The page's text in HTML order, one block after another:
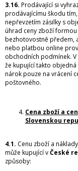
3.16. Prodávající si
prodávajícímu škodu
nepřevzetím zásilky s
úhrad ceny zboží
bezhotovostně předem,
nebo platbou online
obchodních podmínek.
že kupující takto
nárok pouze na vrácení
poštovného.
Cena zboží a
Slovenskou
4.1. Cenu zboží a
může kupující vČeské
způsoby: